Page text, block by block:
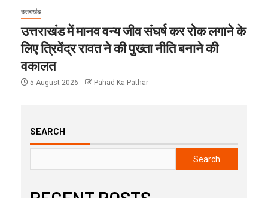
उत्तराखंड
उत्तराखंड में मानव वन्य जीव संघर्ष कर रोक लगाने के
लिए त्रिवेंद्र रावत ने की पुख्ता नीति बनाने की
वकालत
5 August 2026 Pahad Ka Pathar
SEARCH
Search